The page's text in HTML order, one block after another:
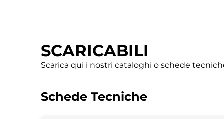
SCARICABILI
Scarica qui i nostri cataloghi o schede
Schede Tecniche